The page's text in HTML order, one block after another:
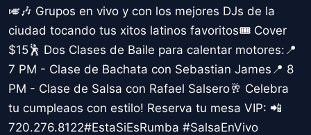
🎺🎶 Grupos en vivo y con los mejores DJs de la
ciudad tocando tus xitos latinos favoritos🎟️ Cover
$15🕺 Dos Clases de Baile para calentar motores:📍
7 PM - Clase de Bachata con Sebastian James📍 8
PM - Clase de Salsa con Rafael Salsero🥂 Celebra
tu cumpleaos con estilo! Reserva tu mesa VIP: 📲
720.276.8122#EstaSiEsRumba #SalsaEnVivo